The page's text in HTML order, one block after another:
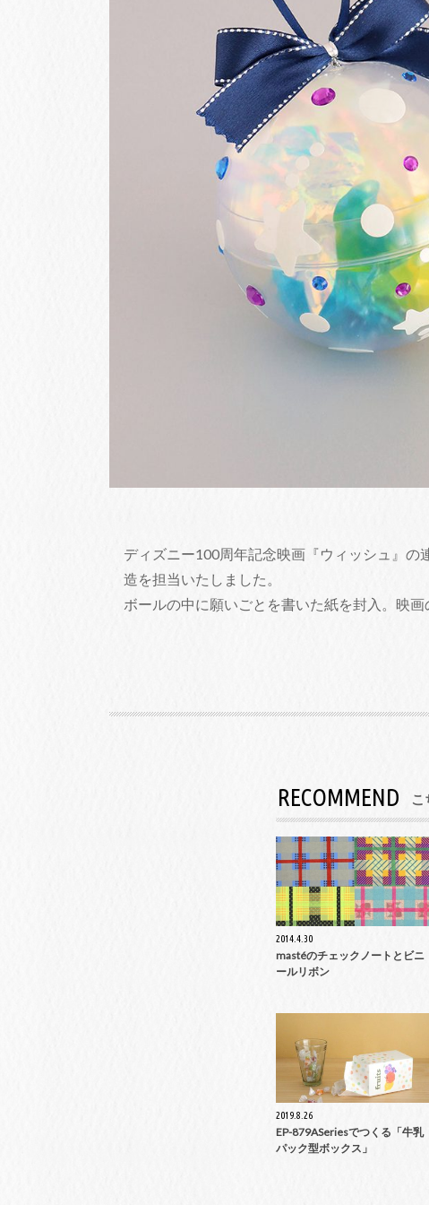
ディズニー100周年記念映画『ウィッシュ』
造を担当いたしました。
ボールの中に願いごとを書いた紙を封入。映
RECOMMEND こ
2014.4.30
mastéのチェックノートとビニ
ールリボン
2019.8.26
EP-879ASeriesでつくる「牛乳
パック型ボックス」